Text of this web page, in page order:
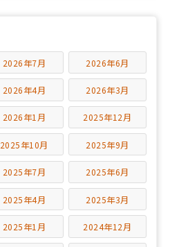
2026年7月 2026年6月
2026年4月 2026年3月
2026年1月 2025年12月
2025年10月 2025年9月
2025年7月 2025年6月
2025年4月 2025年3月
2025年1月 2024年12月